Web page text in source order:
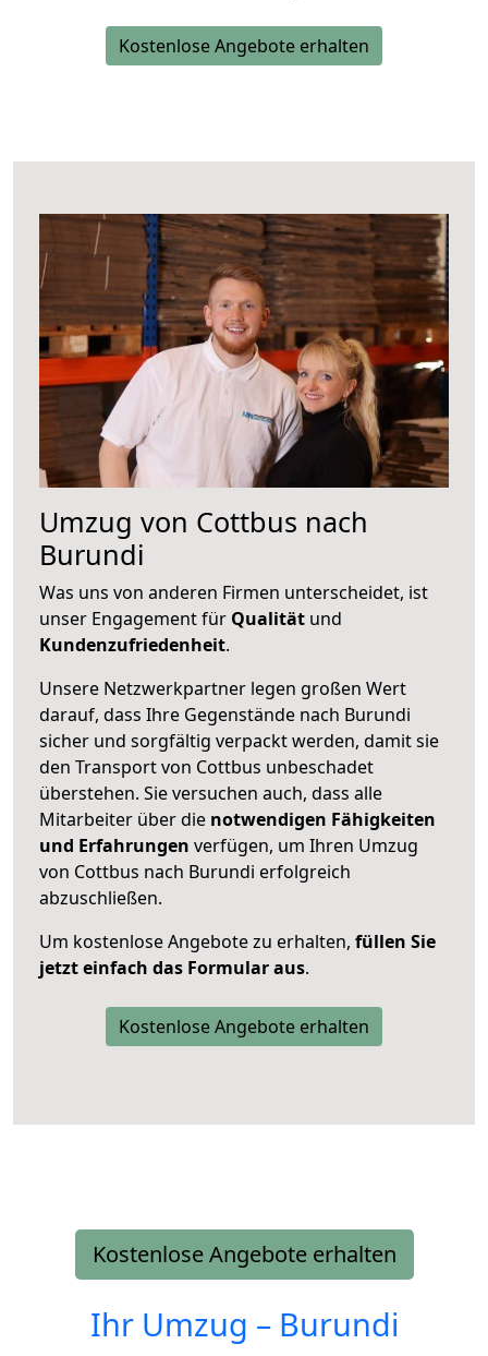
Kostenlose Angebote erhalten
Umzug von Cottbus nach
Burundi
Was uns von anderen Firmen unterscheidet, ist
unser Engagement für Qualität und
Kundenzufriedenheit.
Unsere Netzwerkpartner legen großen Wert
darauf, dass Ihre Gegenstände nach Burundi
sicher und sorgfältig verpackt werden, damit sie
den Transport von Cottbus unbeschadet
überstehen. Sie versuchen auch, dass alle
Mitarbeiter über die notwendigen Fähigkeiten
und Erfahrungen verfügen, um Ihren Umzug
von Cottbus nach Burundi erfolgreich
abzuschließen.
Um kostenlose Angebote zu erhalten, füllen Sie
jetzt einfach das Formular aus.
Kostenlose Angebote erhalten
Kostenlose Angebote erhalten
Ihr Umzug – Burundi